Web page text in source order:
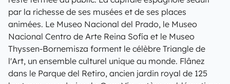
par la richesse de ses musées et de ses places
animées. Le Museo Nacional del Prado, le Museo
Nacional Centro de Arte Reina Sofía et le Museo
Thyssen-Bornemisza forment le célèbre Triangle de
l'Art, un ensemble culturel unique au monde. Flânez
dans le Parque del Retiro, ancien jardin royal de 125